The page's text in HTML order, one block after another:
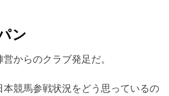
ン
からのクラブ発足だ。
本競馬参戦状況をどう思っているの